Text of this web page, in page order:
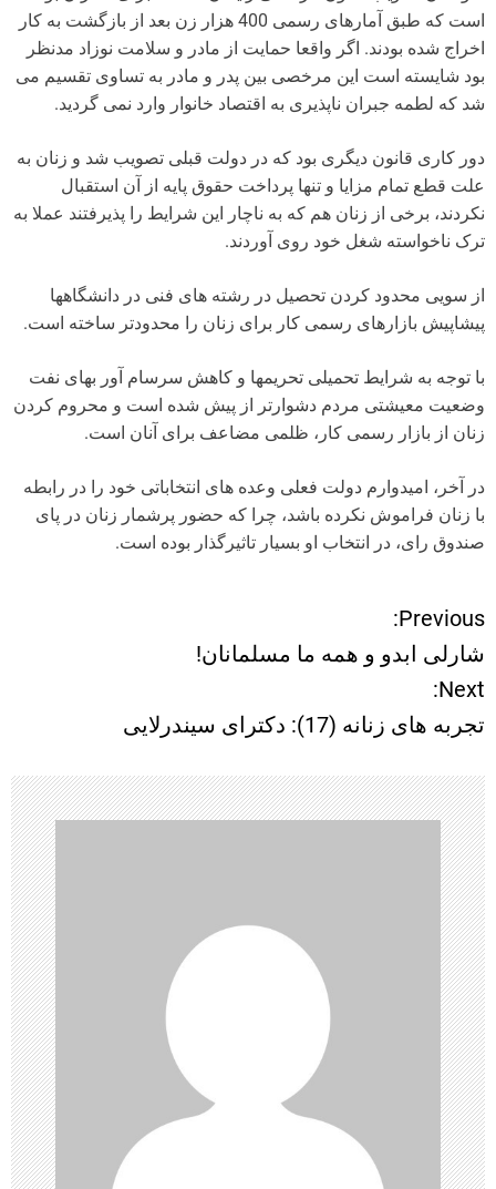
است که طبق آمارهای رسمی 400 هزار زن بعد از بازگشت به کار
اخراج شده بودند. اگر واقعا حمایت از مادر و سلامت نوزاد مدنظر
بود شایسته است این مرخصی بین پدر و مادر به تساوی تقسیم می
شد که لطمه جبران ناپذیری به اقتصاد خانوار وارد نمی گردید.
دور کاری قانون دیگری بود که در دولت قبلی تصویب شد و زنان به
علت قطع تمام مزایا و تنها پرداخت حقوق پایه از آن استقبال
نکردند، برخی از زنان هم که به ناچار این شرایط را پذیرفتند عملا به
ترک ناخواسته شغل خود روی آوردند.
از سویی محدود کردن تحصیل در رشته های فنی در دانشگاهها
پیشاپیش بازارهای رسمی کار برای زنان را محدودتر ساخته است.
با توجه به شرایط تحمیلی تحریمها و کاهش سرسام آور بهای نفت
وضعیت معیشتی مردم دشوارتر از پیش شده است و محروم کردن
زنان از بازار رسمی کار، ظلمی مضاعف برای آنان است.
در آخر، امیدوارم دولت فعلی وعده های انتخاباتی خود را در رابطه
با زنان فراموش نکرده باشد، چرا که حضور پرشمار زنان در پای
صندوق رای، در انتخاب او بسیار تاثیرگذار بوده است.
ر
ا
ه
ب
ر
ی
ن
و
ش
ت
ه‌
Previous:
شارلی ابدو و همه ما مسلمانان!
Next:
تجربه های زنانه (17): دکترای سیندرلایی